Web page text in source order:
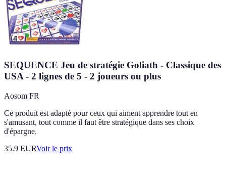
SEQUENCE Jeu de stratégie Goliath - Classique des
USA - 2 lignes de 5 - 2 joueurs ou plus
Aosom FR
Ce produit est adapté pour ceux qui aiment apprendre tout en
s'amusant, tout comme il faut être stratégique dans ses choix
d'épargne.
35.9 EURVoir le prix